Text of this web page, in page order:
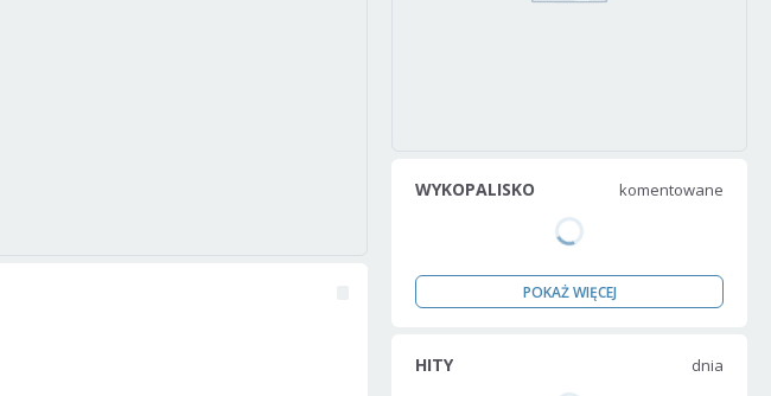
WYKOPALISKO komentowane
POKAŻ WIĘCEJ
HITY dnia